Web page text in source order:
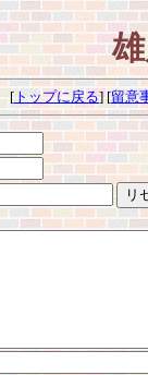
[トップに戻る] [留意